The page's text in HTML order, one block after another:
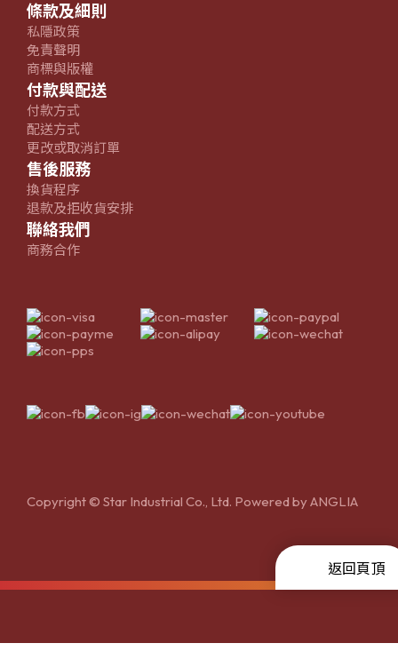
條款及細則
私隱政策
免責聲明
商標與版權
付款與配送
付款方式
配送方式
更改或取消訂單
售後服務
換貨程序
退款及拒收貨安排
聯絡我們
商務合作
Copyright © Star Industrial Co., Ltd. Powered byANGLIA
返回頁頂